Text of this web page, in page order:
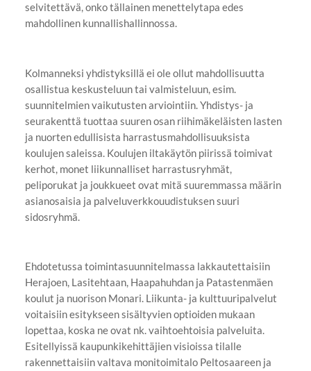
selvitettävä, onko tällainen menettelytapa edes
mahdollinen kunnallishallinnossa.
Kolmanneksi yhdistyksillä ei ole ollut mahdollisuutta
osallistua keskusteluun tai valmisteluun, esim.
suunnitelmien vaikutusten arviointiin. Yhdistys- ja
seurakenttä tuottaa suuren osan riihimäkeläisten lasten
ja nuorten edullisista harrastusmahdollisuuksista
koulujen saleissa. Koulujen iltakäytön piirissä toimivat
kerhot, monet liikunnalliset harrastusryhmät,
peliporukat ja joukkueet ovat mitä suuremmassa määrin
asianosaisia ja palveluverkkouudistuksen suuri
sidosryhmä.
Ehdotetussa toimintasuunnitelmassa lakkautettaisiin
Herajoen, Lasitehtaan, Haapahuhdan ja Patastenmäen
koulut ja nuorison Monari. Liikunta- ja kulttuuripalvelut
voitaisiin esitykseen sisältyvien optioiden mukaan
lopettaa, koska ne ovat nk. vaihtoehtoisia palveluita.
Esitellyissä kaupunkikehittäjien visioissa tilalle
rakennettaisiin valtava monitoimitalo Peltosaareen ja